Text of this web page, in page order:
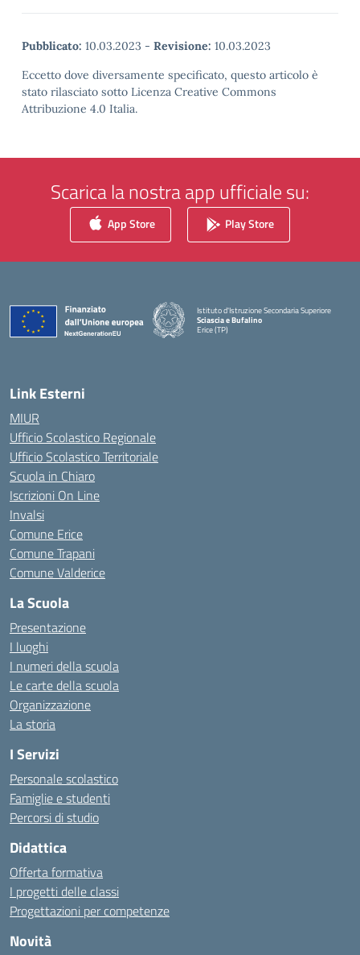
Pubblicato: 10.03.2023 - Revisione: 10.03.2023
Eccetto dove diversamente specificato, questo articolo è
stato rilasciato sotto Licenza Creative Commons
Attribuzione 4.0 Italia.
Scarica la nostra app ufficiale su:
App Store Play Store
Istituto d'Istruzione Secondaria Superiore
Sciascia e Bufalino
Erice (TP)
Link Esterni
MIUR
Ufficio Scolastico Regionale
Ufficio Scolastico Territoriale
Scuola in Chiaro
Iscrizioni On Line
Invalsi
Comune Erice
Comune Trapani
Comune Valderice
La Scuola
Presentazione
I luoghi
I numeri della scuola
Le carte della scuola
Organizzazione
La storia
I Servizi
Personale scolastico
Famiglie e studenti
Percorsi di studio
Didattica
Offerta formativa
I progetti delle classi
Progettazioni per competenze
Novità